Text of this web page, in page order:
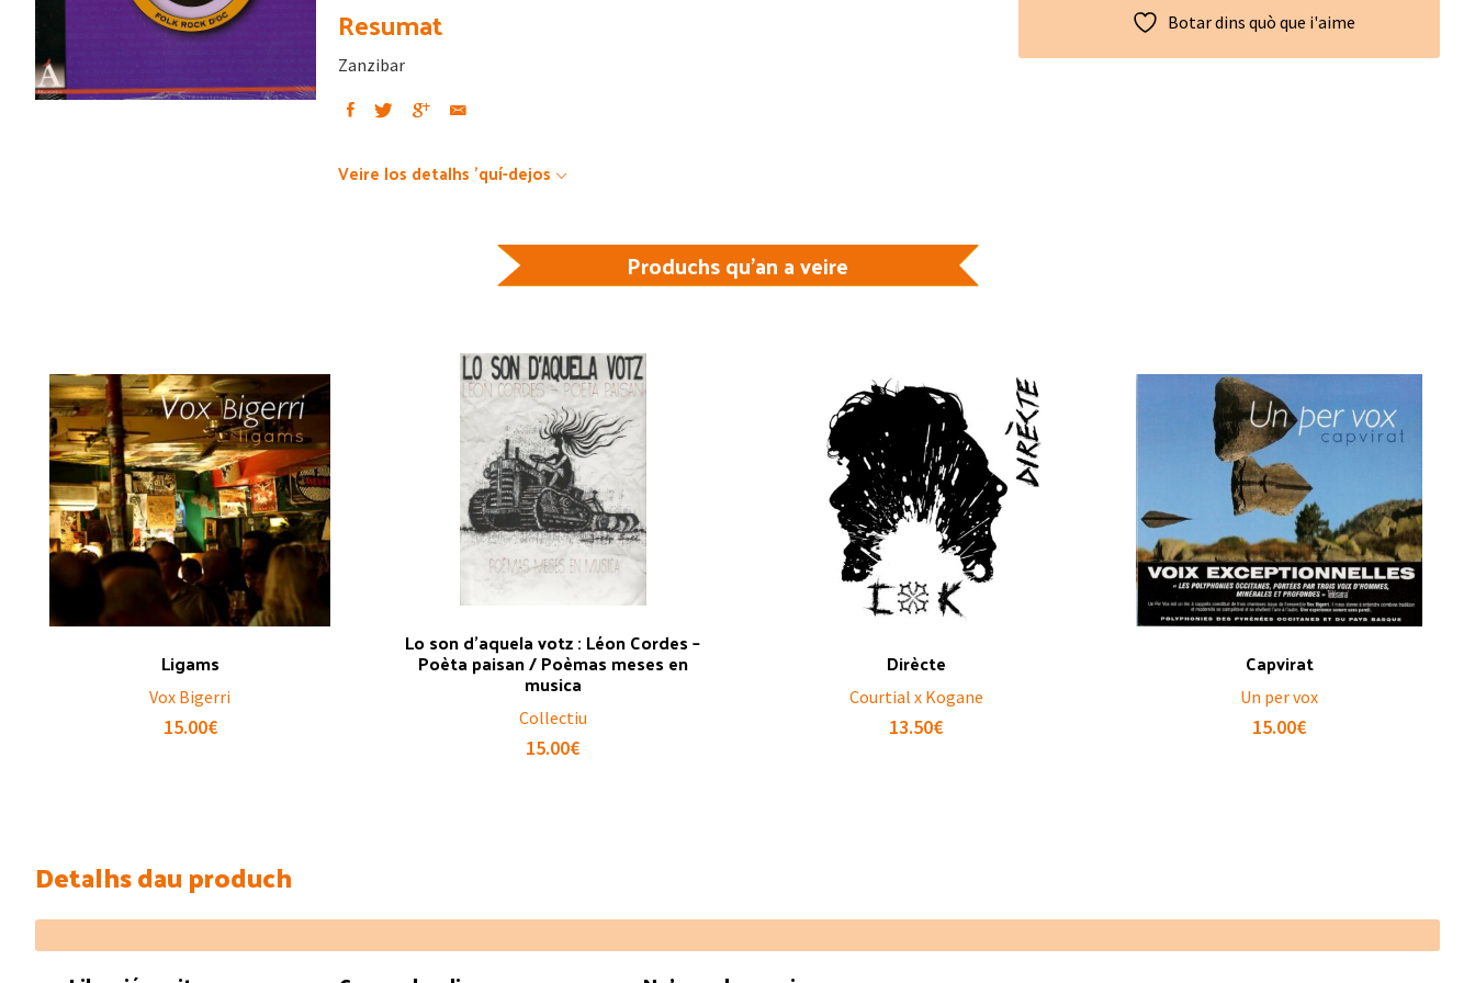
Resumat
Zanzibar
Veire los detalhs 'quí-dejos
Botar dins quò que i'aime
Produchs qu'an a veire
Ligams
Vox Bigerri
15.00€
Lo son d’aquela votz : Léon Cordes –
Poèta paisan / Poèmas meses en
musica
Collectiu
15.00€
Dirècte
Courtial x Kogane
13.50€
Capvirat
Un per vox
15.00€
Detalhs dau produch
Footer